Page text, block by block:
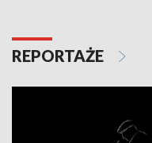
REPORTAŻE